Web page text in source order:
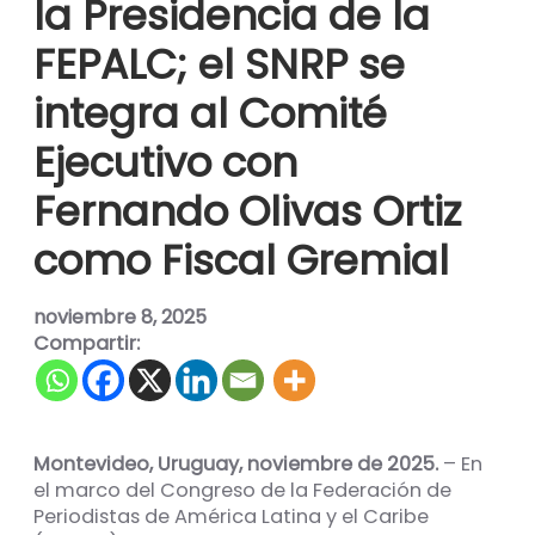
la Presidencia de la
FEPALC; el SNRP se
integra al Comité
Ejecutivo con
Fernando Olivas Ortiz
como Fiscal Gremial
noviembre 8, 2025
Compartir:
Montevideo, Uruguay, noviembre de 2025. – En
el marco del Congreso de la Federación de
Periodistas de América Latina y el Caribe